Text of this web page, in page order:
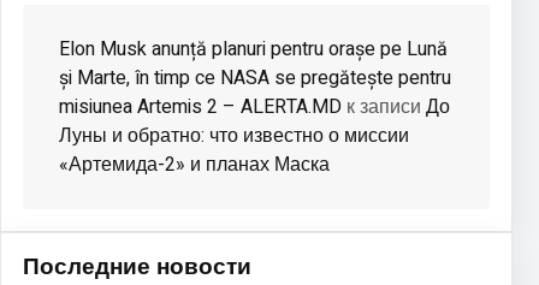
Elon Musk anunță planuri pentru orașe pe Lună
și Marte, în timp ce NASA se pregătește pentru
misiunea Artemis 2 – ALERTA.MD к записи До
Луны и обратно: что известно о миссии
«Артемида-2» и планах Маска
Последние новости